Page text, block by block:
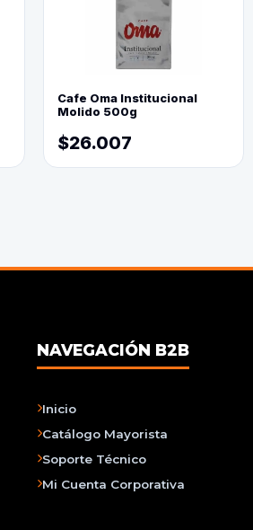
Cafe Oma Institucional
Molido 500g
$26.007
NAVEGACIÓN B2B
Inicio
Catálogo Mayorista
Soporte Técnico
Mi Cuenta Corporativa